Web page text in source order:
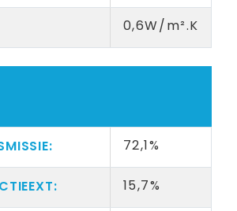
0,6W/m².K
72,1%
15,7%